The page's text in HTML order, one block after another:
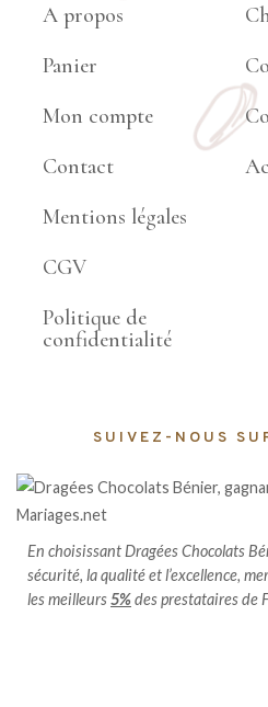
A propos
Panier
Mon compte
Contact
Mentions légales
CGV
Politique de
confidentialité
SUIVEZ-NOUS
En choisissant Dragées Chocolats
sécurité, la qualité et l’excellence,
les meilleurs5%des prestataires de